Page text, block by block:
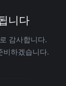
니다
감사합니다.
비하겠습니다.